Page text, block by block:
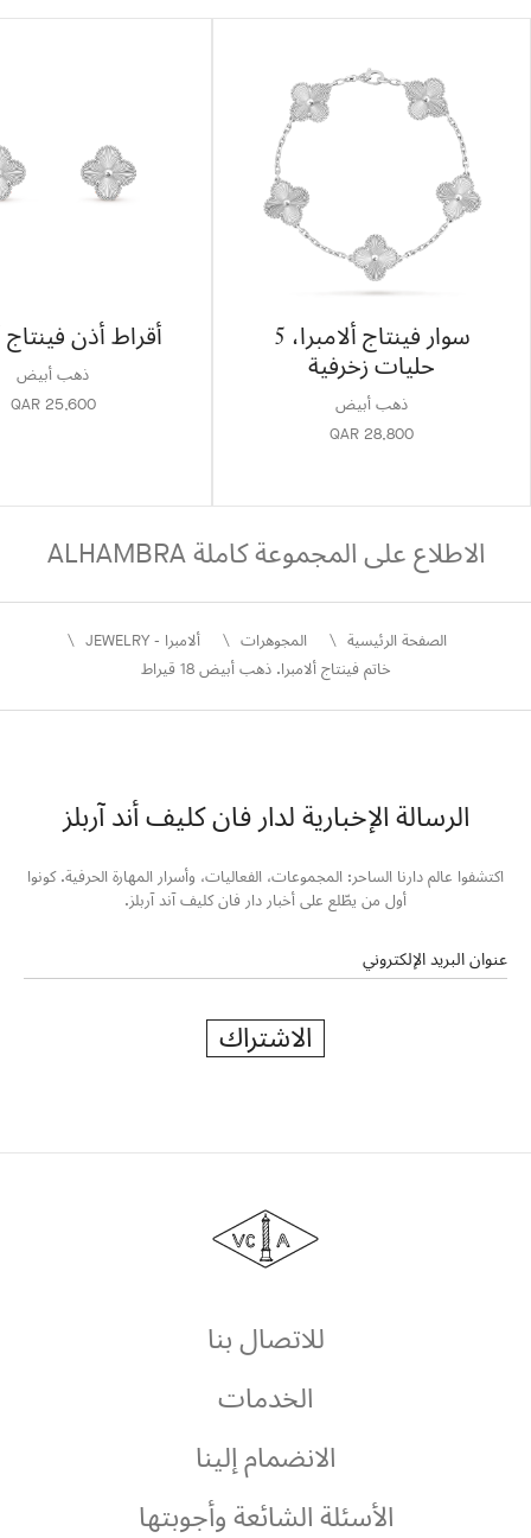
سوار فينتاج ألامبرا، 5
حليات زخرفية
ذهب أبيض
QAR 28,800
أقراط أذن فينتاج
ذهب أبيض
QAR 25,600
الاطلاع على المجموعة كاملة ALHAMBRA
الصفحة الرئيسية المجوهرات
ألامبرا - JEWELRY
خاتم فينتاج ألامبرا. ذهب أبيض 18 قيراط
الرسالة الإخبارية لدار فان كليف أند آربلز
اكتشفوا عالم دارنا الساحر: المجموعات، الفعاليات، وأسرار المهارة الحرفية. كونوا
أول من يطّلع على أخبار دار فان كليف آند آربلز.
عنوان البريد الإلكتروني
فان
كليف
آربلز
للاتصال بنا
الخدمات
الانضمام إلينا
الأسئلة الشائعة وأجوبتها